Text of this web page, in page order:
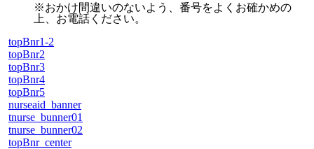
※おかけ間違いのないよう、番号をよくお確かめの
上、お電話ください。
topBnr1-2
topBnr2
topBnr3
topBnr4
topBnr5
nurseaid_banner
tnurse_bunner01
tnurse_bunner02
topBnr_center